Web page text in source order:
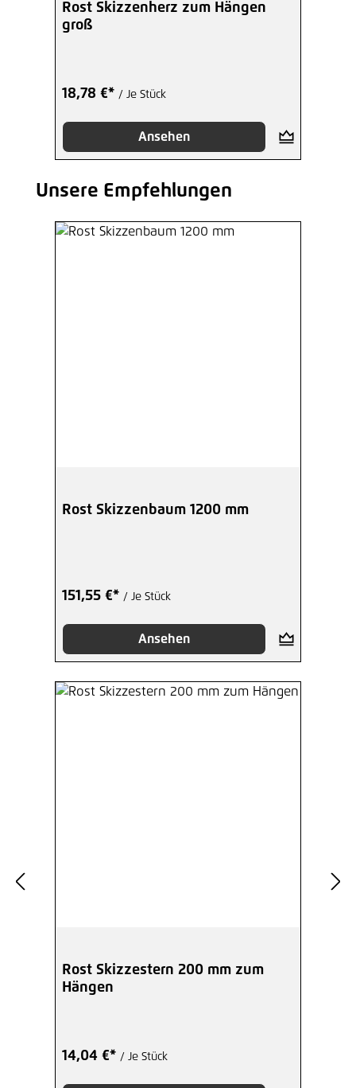
Rost Skizzenherz zum Hängen
groß
18,78 €* / Je Stück
Ansehen
Produktgalerie überspringen
Unsere Empfehlungen
Rost Skizzenbaum 1200 mm
151,55 €* / Je Stück
Ansehen
Rost Skizzestern 200 mm zum
Hängen
14,04 €* / Je Stück